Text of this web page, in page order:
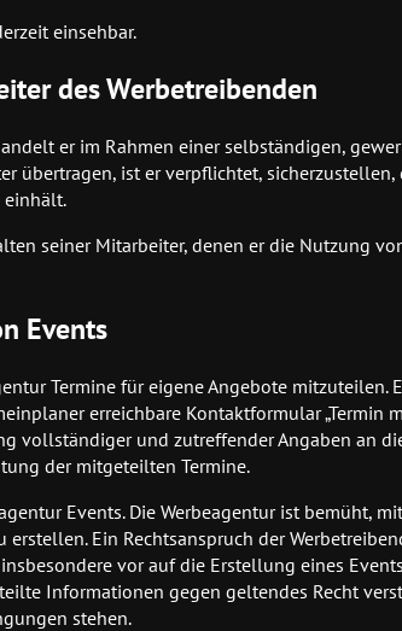
einsehbar.
des Werbetreibenden
er im Rahmen einer selbständigen,
ist er verpflichtet, sicherzustellen,
einhält.
seiner Mitarbeiter, denen er die Nutzung
Events
Termine für eigene Angebote
erreichbare Kontaktformular „Termin
vollständiger und zutreffender Angaben an
der mitgeteilten Termine.
Events. Die Werbeagentur ist bemüht,
Ein Rechtsanspruch der
vor auf die Erstellung eines
Informationen gegen geltendes Recht
stehen.